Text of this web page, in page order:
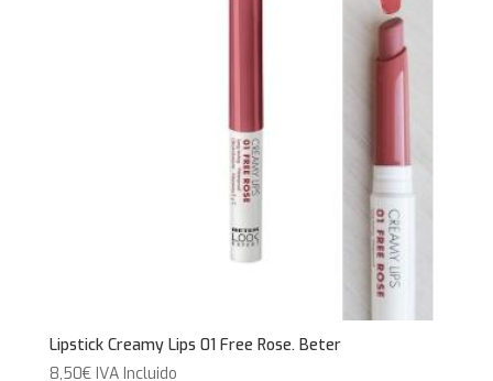
Lipstick Creamy Lips 01 Free Rose. Beter
8,50€ IVA Incluido